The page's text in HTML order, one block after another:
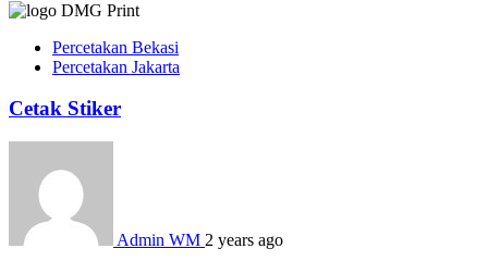
Percetakan Bekasi
Percetakan Jakarta
Cetak Stiker
Admin WM 2 years ago